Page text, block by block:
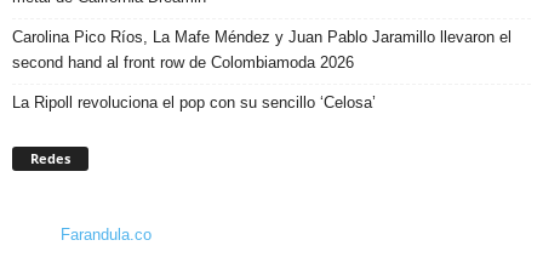
Carolina Pico Ríos, La Mafe Méndez y Juan Pablo Jaramillo llevaron el
second hand al front row de Colombiamoda 2026
La Ripoll revoluciona el pop con su sencillo ‘Celosa’
Redes
Farandula.co